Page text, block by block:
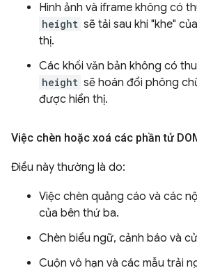
Hình ảnh và iframe không có
height sẽ tải sau khi "khe"
thị.
Các khối văn bản không có
height sẽ hoán đổi phông
được hiển thị.
Việc chèn hoặc xoá các phần tử
Điều này thường là do:
Việc chèn quảng cáo và các
của bên thứ ba.
Chèn biểu ngữ, cảnh báo và
Cuộn vô hạn và các mẫu trải